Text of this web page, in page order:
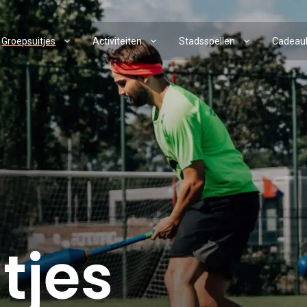
Groepsuitjes Activiteiten Stadsspellen